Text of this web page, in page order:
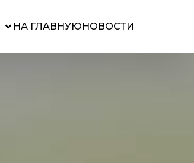
НА ГЛАВНУЮНОВОСТИ